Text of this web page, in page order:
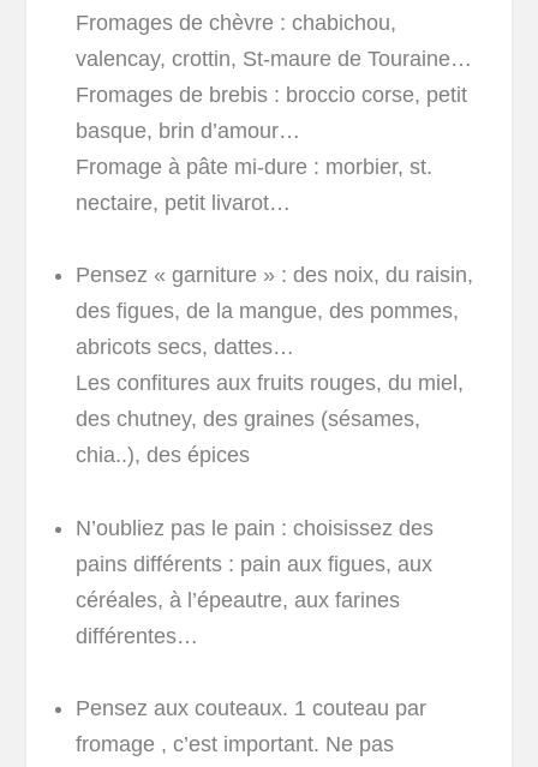
Fromages de chèvre : chabichou,
valencay, crottin, St-maure de Touraine…
Fromages de brebis : broccio corse, petit
basque, brin d’amour…
Fromage à pâte mi-dure : morbier, st.
nectaire, petit livarot…
Pensez « garniture » : des noix, du raisin,
des figues, de la mangue, des pommes,
abricots secs, dattes…
Les confitures aux fruits rouges, du miel,
des chutney, des graines (sésames,
chia..), des épices
N’oubliez pas le pain : choisissez des
pains différents : pain aux figues, aux
céréales, à l’épeautre, aux farines
différentes…
Pensez aux couteaux. 1 couteau par
fromage , c’est important. Ne pas